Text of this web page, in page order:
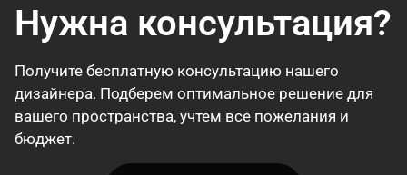
Нужна консультация?
Получите бесплатную консультацию нашего
дизайнера. Подберем оптимальное решение для
вашего пространства, учтем все пожелания и
бюджет.